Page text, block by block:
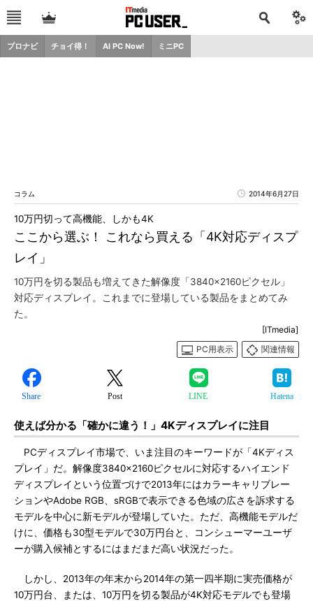
プロナビ チョイ得！ AI PC Now! ミニPC
コラム 2014年6月27日
ここから選ぶ！ これなら買える「4K対応ディスプ
レイ」
10万円切って高機能、しかも4K
10万円を切る製品も増えてきた解像度「3840×2160ピクセル」
対応ディスプレイ。これまでに登場している製品をまとめてみ
た。
[ITmedia]
PC用表示
関連情報
Share Post LINE Hatena
使えば分かる「確かに違う！」4Kディスプレイに注目
PCディスプレイ市場で、いま注目のキーワードが「4Kディス
プレイ」だ。解像度3840×2160ピクセルに対応するハイエンド
ディスプレイという位置づけで2013年にはカラーキャリブレー
ションやAdobe RGB、sRGBで表示できる色域の広さを訴求する
モデルを中心に新モデルが登場していた。ただ、高機能モデルだ
けに、価格も30型モデルで30万円台と、コンシューマーユーザ
ーが購入候補とするにはまだまだ高い状況だった。
しかし、2013年の年末から2014年の第一四半期に実売価格が
10万円台、または、10万円を切る製品が4K対応モデルでも登場